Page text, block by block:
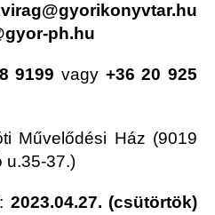
ph.hu
9199 vagy +36 20 925
Művelődési Ház (9019
u.35-37.)
2023.04.27. (csütörtök)